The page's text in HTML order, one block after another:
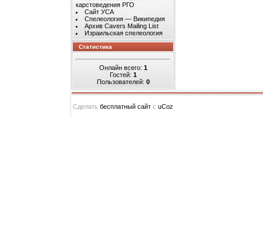
карстоведения РГО
Сайт УСА
Спелеология — Википедия
Архив Cavers Mailing List
Израильская спелеология
Статистика
Онлайн всего: 1
Гостей: 1
Пользователей: 0
Сделать бесплатный сайт с uCoz